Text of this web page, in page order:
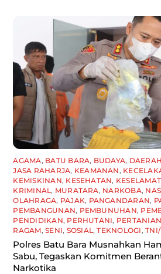
AGAMA, BATU BARA, BUDAYA, DAERAH
JASA RAHARJA, KEAMANAN ,
KEMISKINAN, KESEHATAN,
KRIMINAL , MURATARA, NARKOBA,
OLAHRAGA, PAJAK, PANGANDARAN,
PEMBANGUNAN, PEMBUNUHAN,
PENDIDIKAN, PERHUTANI, PERTANIAN
RAGAM,SENI, SOSIAL ,TEKNOLOGI ,
Polres Batu Bara Musnahkan
Sabu, Tegaskan Komitmen
Narkotika